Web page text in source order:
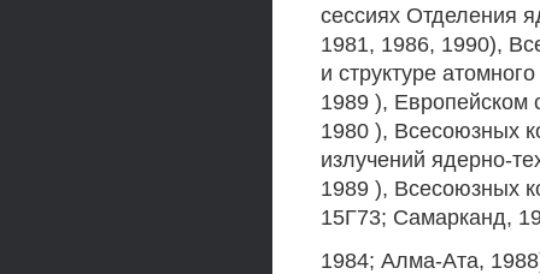
сессиях Отделения
1981, 1986, 1990),
и структуре
1989 ), Европейском
1980 ), Всесоюзных
излучений ядерно-
1989 ), Всесоюзных
15Г73; Самарканд,
1984; Алма-Ата,